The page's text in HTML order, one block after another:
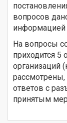
вопросов
На вопросы
приходится 5
организаций
рассмотрены,
ответов с
принятым